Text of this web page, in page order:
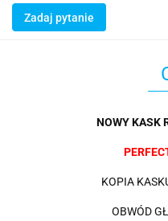
Zadaj pytanie
NOWY KASK
KOPIA
OBWÓD